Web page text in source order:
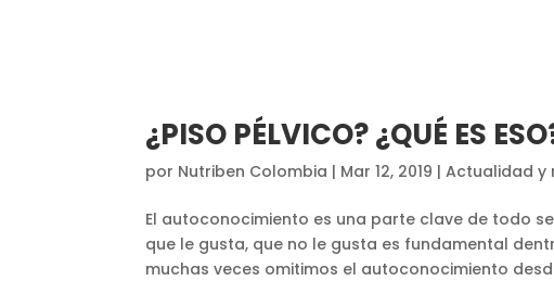
¿PISO PÉLVICO? ¿QUÉ ES
por Nutriben Colombia | Mar 12, 2019 |Actualidad y
El autoconocimiento es una parte clave de todo
que le gusta, que no le gusta es fundamental
muchas veces omitimos el autoconocimiento